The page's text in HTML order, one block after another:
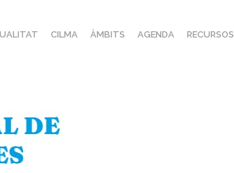
CILMA ÀMBITS AGENDA RECURSOS